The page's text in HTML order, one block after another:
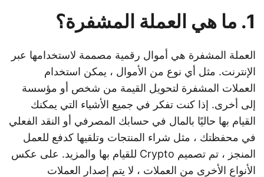
1. ما هي العملة المشفرة؟
العملة المشفرة هي أموال رقمية مصممة لاستخدامها عبر
الإنترنت. مثل أي نوع من الأموال ، يمكن استخدام
العملات المشفرة لتحويل القيمة من شخص أو مؤسسة
إلى أخرى. إذا كنت تفكر في جميع الأشياء التي يمكنك
القيام بها حاليًا بالمال في حسابك المصرفي أو النقد الفعلي
في محفظتك ، مثل شراء المنتجات وتلقيها كدفع للعمل
المنجز ، تم تصميم Crypto للقيام بها والمزيد. على عكس
الأنواع الأخرى من العملات ، لا يتم إصدار العملات